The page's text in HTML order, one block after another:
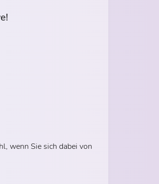
wenn Sie sich dabei von